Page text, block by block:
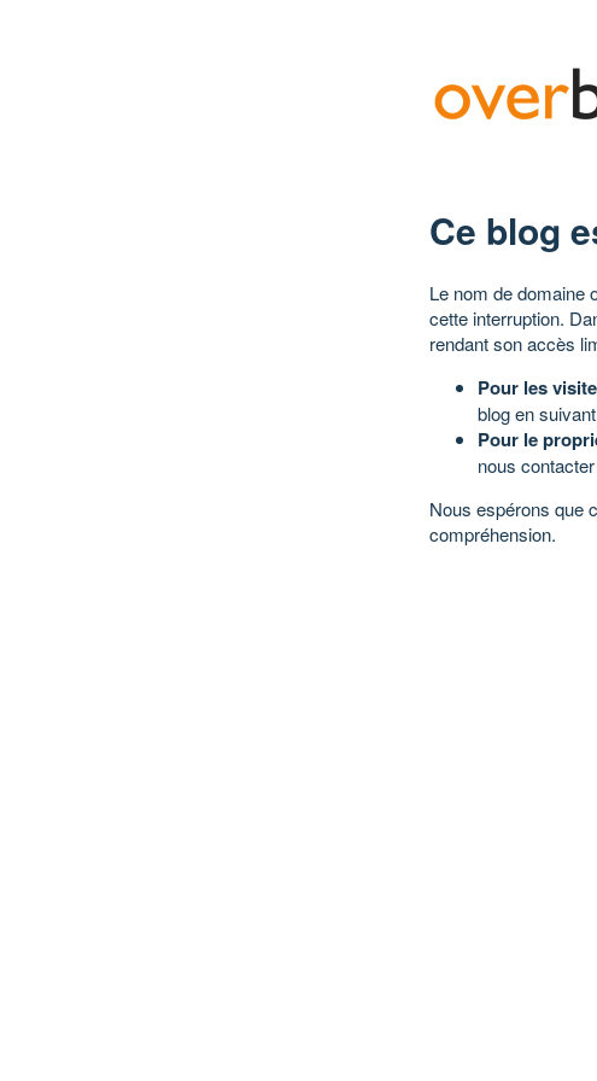
Ce blog
Le nom de domaine
cette interruption.
rendant son accès
Pour les
blog en suivant
Pour le
nous
Nous espérons que
compréhension.